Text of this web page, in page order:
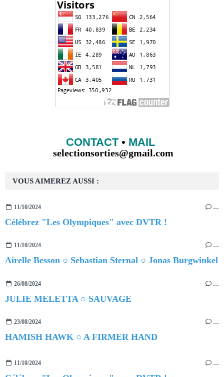
VOUS AIMEREZ AUSSI :
11/10/2024 …
Célébrez "Les Olympiques" avec DVTR !
11/10/2024 …
Airelle Besson ○ Sebastian Sternal ○ Jonas Burgwinkel
26/08/2024 …
JULIE MELETTA ○ SAUVAGE
23/08/2024 …
HAMISH HAWK ○ A FIRMER HAND
11/10/2024 …
CONTACT• MAIL
selectionsorties@gmail.com